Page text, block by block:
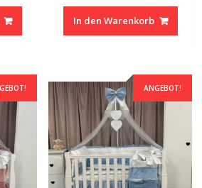
160,00 €.
war:
200,00 €160,00
In den Warenkorb
ANGEBOT!